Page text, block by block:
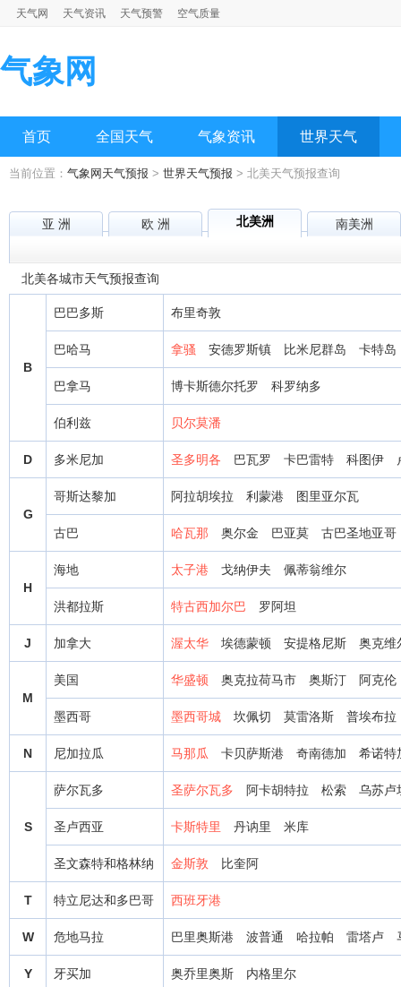
天气网 天气资讯 天气预警 空气质量
气象网
首页 全国天气 气象资讯 世界天气
当前位置： 气象网天气预报 > 世界天气预报 > 北美天气预报查询
亚 洲 欧 洲 北美洲 南美洲
北美各城市天气预报查询
B
巴巴多斯 布里奇敦
巴哈马 拿骚 安德罗斯镇 比米尼群岛 卡特岛
巴拿马 博卡斯德尔托罗 科罗纳多
伯利兹 贝尔莫潘
D 多米尼加 圣多明各 巴瓦罗 卡巴雷特 科图伊
G
哥斯达黎加 阿拉胡埃拉 利蒙港 图里亚尔瓦
古巴 哈瓦那 奥尔金 巴亚莫 古巴圣地亚哥
H
海地 太子港 戈纳伊夫 佩蒂翁维尔
洪都拉斯 特古西加尔巴 罗阿坦
J 加拿大 渥太华 埃德蒙顿 安提格尼斯 奥克维
M
美国 华盛顿 奥克拉荷马市 奥斯汀 阿克伦
墨西哥 墨西哥城 坎佩切 莫雷洛斯 普埃布拉
N 尼加拉瓜 马那瓜 卡贝萨斯港 奇南德加 希诺特
S
萨尔瓦多 圣萨尔瓦多 阿卡胡特拉 松索 乌苏卢
圣卢西亚 卡斯特里 丹讷里 米库
圣文森特和格林纳 金斯敦 比奎阿
T 特立尼达和多巴哥 西班牙港
W 危地马拉 巴里奥斯港 波普通 哈拉帕 雷塔卢
Y 牙买加 奥乔里奥斯 内格里尔